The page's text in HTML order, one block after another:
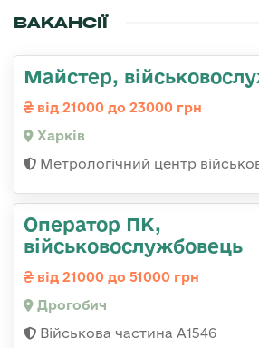
ВАКАНСІЇ
Майстер,
від 21000 до 23000 грн
Харків
Метрологічний центр
Оператор ПК,
військовослужбовець
від 21000 до 51000 грн
Дрогобич
Військова частина А1546